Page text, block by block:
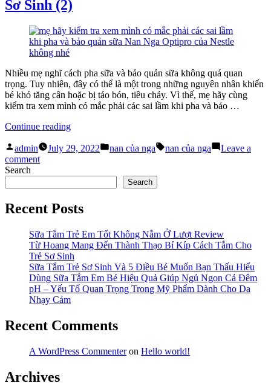
Sữa
Của
Nga
Ý
Hoàn
Hảo
Cho
Nhất
–
Của
Nga
Là
Gợi
Cho
Sơ Sinh (2)
Nhiều mẹ nghĩ cách pha sữa và bảo quản sữa không quá quan
trọng. Tuy nhiên, đây có thể là một trong những nguyên nhân khiến
bé khó tăng cân hoặc bị táo bón, tiêu chảy. Vì thế, mẹ hãy cùng
kiểm tra xem mình có mắc phải các sai lầm khi pha và bảo …
Continue reading“Các
Lầm
Tác
Trong
Pha
Sữa
Nan
Nga
Optipro
Cho
Trẻ
Sinh
(2)”
Posted
by
admin July 29, 2022
Posted
nan của nga Tags:
nan của nga
Leave a
commenton
Lầm
Phổ
Biến
Tác
Hại
Trong
Cách
Pha
Sữa
Nan
Optipro
Cho
Sơ
(2)
Search
Search
Recent Posts
Sữa Tắm Trẻ Em Tốt Không Nằm Ở Lượt Review
Từ Hoang Mang Đến Thành Thạo Bí Kíp Cách Tắm Cho
Trẻ Sơ Sinh
Sữa Tắm Trẻ Sơ Sinh Và 5 Điều Bé Muốn Bạn Thấu Hiểu
Dùng Sữa Tắm Em Bé Hiệu Quả Giúp Ngủ Ngon Cả Đêm
pH – Yếu Tố Quan Trọng Trong Mỹ Phẩm Dành Cho Da
Nhạy Cảm
Recent Comments
A WordPress Commenteron Hello world!
Archives